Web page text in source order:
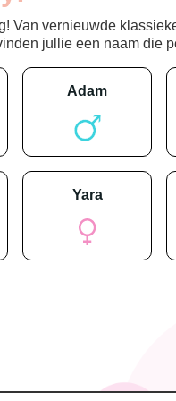
Van vernieuwde
jullie een naam die
adam
yara